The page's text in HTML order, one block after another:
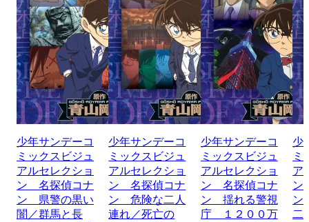
少年サンデーコ
ミックスビジュ
アルセレクショ
ン 名探偵コナ
ン 県警の黒い
闇／群馬と長
少年サンデーコ
ミックスビジュ
アルセレクショ
ン 名探偵コナ
ン 危険な二人
連れ／死亡の
少年サンデーコ
ミックスビジュ
アルセレクショ
ン 名探偵コナ
ン 揺れる警視
庁 １２００万
少
ミ
ア
ン
ン
二